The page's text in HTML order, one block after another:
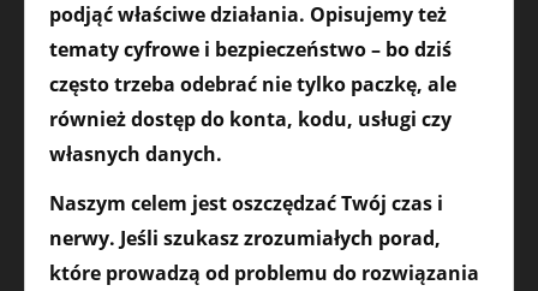
podjąć właściwe działania. Opisujemy też
tematy cyfrowe i bezpieczeństwo – bo dziś
często trzeba odebrać nie tylko paczkę, ale
również dostęp do konta, kodu, usługi czy
własnych danych.
Naszym celem jest oszczędzać Twój czas i
nerwy. Jeśli szukasz zrozumiałych porad,
które prowadzą od problemu do rozwiązania